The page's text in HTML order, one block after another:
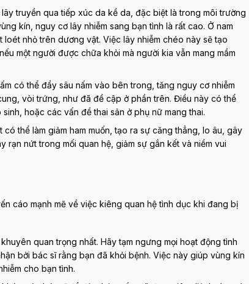
truyền qua tiếp xúc da kề da, đặc biệt là trong môi trường
kín, nguy cơ lây nhiễm sang bạn tình là rất cao. Ở nam
nhỏ trên dương vật. Việc lây nhiễm chéo này sẽ tạo
một người được chữa khỏi mà người kia vẫn mang mầm
có thể đẩy sâu nấm vào bên trong, tăng nguy cơ nhiễm
vòi trứng, như đã đề cập ở phần trên. Điều này có thể
hoặc các vấn đề thai sản ở phụ nữ mang thai.
thể làm giảm ham muốn, tạo ra sự căng thẳng, lo âu, gây
nứt trong mối quan hệ, giảm sự gắn kết và niềm vui
cáo mạnh mẽ về việc kiêng quan hệ tình dục khi đang bị
quan trọng nhất. Hãy tạm ngưng mọi hoạt động tình
bởi bác sĩ rằng bạn đã khỏi bệnh. Việc này giúp vùng kín
cho bạn tình.